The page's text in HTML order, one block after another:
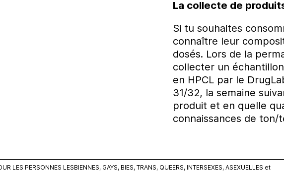
La collecte de
Si tu souhaites
connaître leur
dosés. Lors de la
collecter un
en HPCL par le
31/32, la semaine
produit et en quelle
connaissances de
LES PERSONNES LESBIENNES, GAYS, BIES, TRANS, QUEERS, INTERSEXES, ASEXUELLES et